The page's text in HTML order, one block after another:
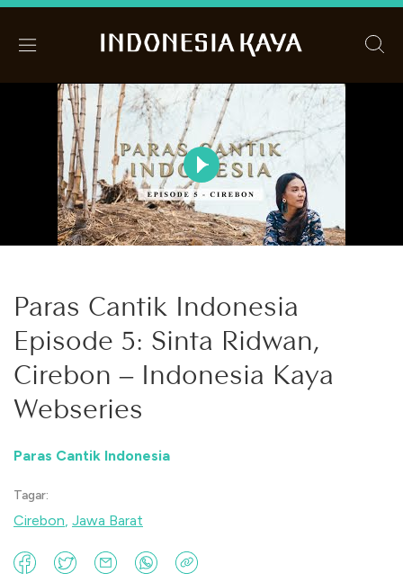
Paras Cantik Indonesia
Episode 5: Sinta Ridwan,
Cirebon – Indonesia Kaya
Webseries
Paras Cantik Indonesia
Tagar:
Cirebon, Jawa Barat